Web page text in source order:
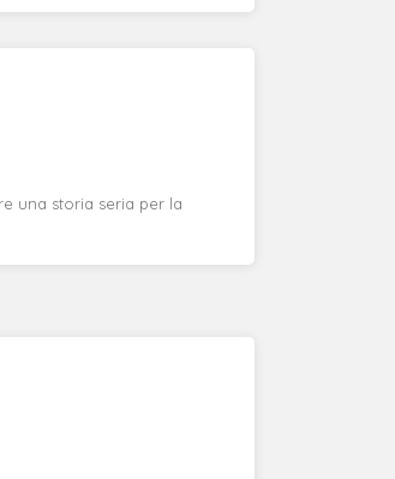
una storia seria per la